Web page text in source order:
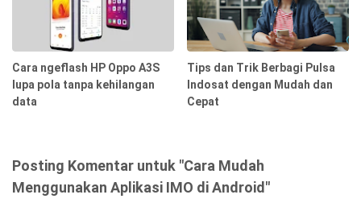
Cara ngeflash HP Oppo A3S
lupa pola tanpa kehilangan
data
Tips dan Trik Berbagi Pulsa
Indosat dengan Mudah dan
Cepat
Posting Komentar untuk "Cara Mudah
Menggunakan Aplikasi IMO di Android"